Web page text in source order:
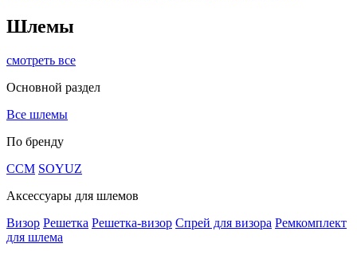
Шлемы
смотреть все
Основной раздел
Все шлемы
По бренду
CCM SOYUZ
Аксессуары для шлемов
Визор Решетка Решетка-визор Спрей для визора Ремкомплект
для шлема